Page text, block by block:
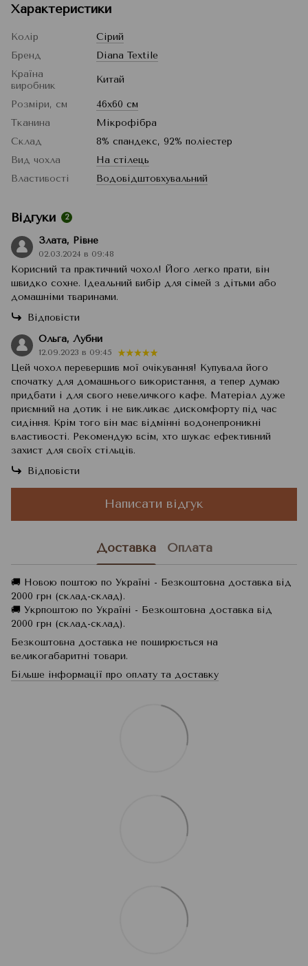
Характеристики
Колір
Сірий
Бренд
Diana Textile
Країна
виробник
Китай
Розміри, см
46x60 см
Тканина
Мікрофібра
Склад
8% спандекс, 92% поліестер
Вид чохла
На стілець
Властивості
Водовідштовхувальний
Відгуки 2
Злата, Рівне
02.03.2024 в 09:48
Корисний та практичний чохол! Його легко прати, він
швидко сохне. Ідеальний вибір для сімей з дітьми або
домашніми тваринами.
Відповісти
Ольга, Лубни
12.09.2023 в 09:45
Цей чохол перевершив мої очікування! Купувала його
спочатку для домашнього використання, а тепер думаю
придбати і для свого невеличкого кафе. Матеріал дуже
приємний на дотик і не викликає дискомфорту під час
сидіння. Крім того він має відмінні водонепроникні
властивості. Рекомендую всім, хто шукає ефективний
захист для своїх стільців.
Відповісти
Написати відгук
Доставка Оплата
🚚 Новою поштою по Україні - Безкоштовна доставка від
2000 грн (склад-склад).
🚚 Укрпоштою по Україні - Безкоштовна доставка від
2000 грн (склад-склад).
Безкоштовна доставка не поширюється на
великогабаритні товари.
Більше інформації про оплату та доставку